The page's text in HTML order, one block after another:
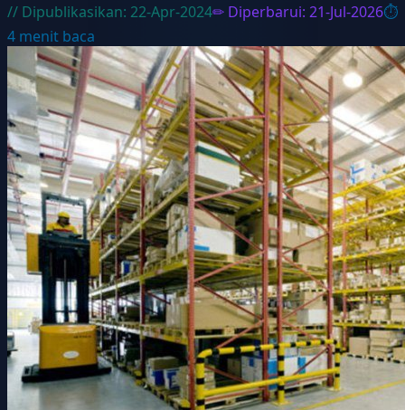
// Dipublikasikan: 22-Apr-2024✏ Diperbarui: 21-Jul-2026⏱
4 menit baca